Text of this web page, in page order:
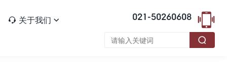
021-50260608 
 关于我们 
